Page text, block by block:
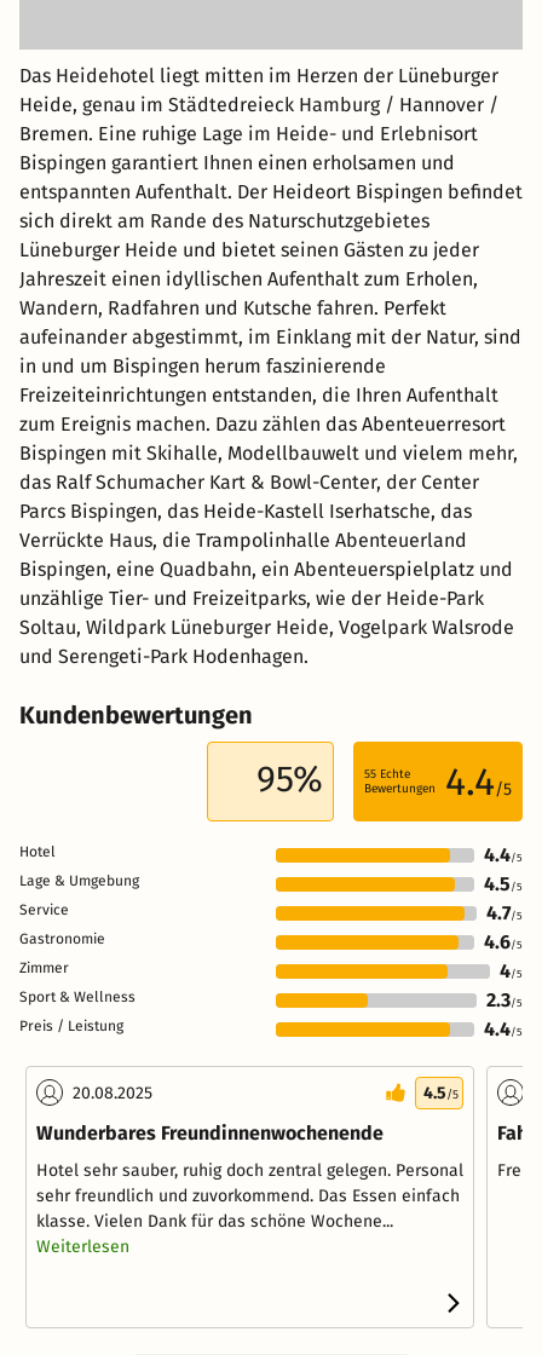
Das Heidehotel liegt mitten im Herzen der Lüneburger
Heide, genau im Städtedreieck Hamburg / Hannover /
Bremen. Eine ruhige Lage im Heide- und Erlebnisort
Bispingen garantiert Ihnen einen erholsamen und
entspannten Aufenthalt. Der Heideort Bispingen befindet
sich direkt am Rande des Naturschutzgebietes
Lüneburger Heide und bietet seinen Gästen zu jeder
Jahreszeit einen idyllischen Aufenthalt zum Erholen,
Wandern, Radfahren und Kutsche fahren. Perfekt
aufeinander abgestimmt, im Einklang mit der Natur, sind
in und um Bispingen herum faszinierende
Freizeiteinrichtungen entstanden, die Ihren Aufenthalt
zum Ereignis machen. Dazu zählen das Abenteuerresort
Bispingen mit Skihalle, Modellbauwelt und vielem mehr,
das Ralf Schumacher Kart & Bowl-Center, der Center
Parcs Bispingen, das Heide-Kastell Iserhatsche, das
Verrückte Haus, die Trampolinhalle Abenteuerland
Bispingen, eine Quadbahn, ein Abenteuerspielplatz und
unzählige Tier- und Freizeitparks, wie der Heide-Park
Soltau, Wildpark Lüneburger Heide, Vogelpark Walsrode
und Serengeti-Park Hodenhagen.
Kundenbewertungen
95% 55 Echte
Bewertungen
4.4/5
Hotel 4.4/5
Lage & Umgebung 4.5 /5
Service 4.7/5
Gastronomie 4.6/5
Zimmer 4/5
Sport & Wellness 2.3/5
Preis / Leistung 4.4/5
20.08.2025 4.5/5
Wunderbares Freundinnenwochenende
Hotel sehr sauber, ruhig doch zentral gelegen. Personal
sehr freundlich und zuvorkommend. Das Essen einfach
klasse. Vielen Dank für das schöne Wochene...
Weiterlesen